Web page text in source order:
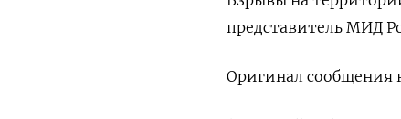
представитель МИД
Оригинал сообщения